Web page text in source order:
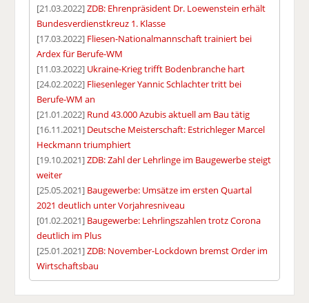
[21.03.2022]ZDB: Ehrenpräsident Dr. Loewenstein erhält
Bundesverdienstkreuz 1. Klasse
[17.03.2022] Fliesen-Nationalmannschaft trainiert bei
Ardex für Berufe-WM
[11.03.2022] Ukraine-Krieg trifft Bodenbranche hart
[24.02.2022] Fliesenleger Yannic Schlachter tritt bei
Berufe-WM an
[21.01.2022] Rund 43.000 Azubis aktuell am Bau tätig
[16.11.2021] Deutsche Meisterschaft: Estrichleger Marcel
Heckmann triumphiert
[19.10.2021]ZDB: Zahl der Lehrlinge im Baugewerbe steigt
weiter
[25.05.2021] Baugewerbe: Umsätze im ersten Quartal
2021 deutlich unter Vorjahresniveau
[01.02.2021] Baugewerbe: Lehrlingszahlen trotz Corona
deutlich im Plus
[25.01.2021]ZDB: November-Lockdown bremst Order im
Wirtschaftsbau